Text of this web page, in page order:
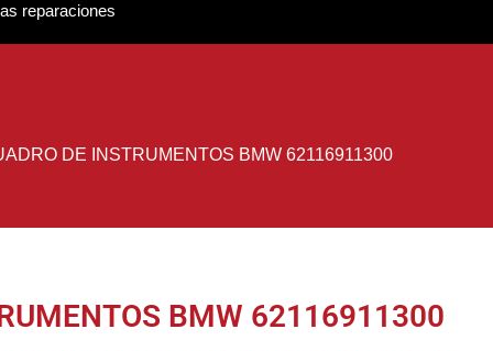
reparaciones
DE INSTRUMENTOS BMW 62116911300
BMW 62116911300